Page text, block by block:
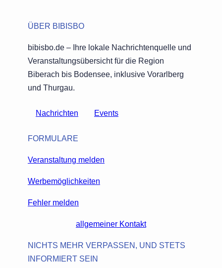
ÜBER BIBISBO
bibisbo.de – Ihre lokale Nachrichtenquelle und
Veranstaltungsübersicht für die Region
Biberach bis Bodensee, inklusive Vorarlberg
und Thurgau.
Nachrichten Events
FORMULARE
Veranstaltung melden
Werbemöglichkeiten
Fehler melden
allgemeiner Kontakt
NICHTS MEHR VERPASSEN, UND STETS
INFORMIERT SEIN